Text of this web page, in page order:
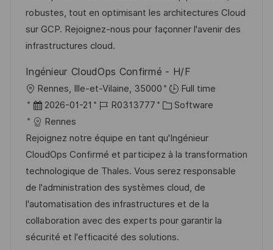
t
l
i
c
h
u
n
g
e
r
V
r
ö
f
f
e
n
t
l
i
c
h
r
i
robustes, tout en optimisant les architectures Cloud
sur GCP. Rejoignez-nous pour façonner l'avenir des
infrastructures cloud.
Ingénieur CloudOps Confirmé - H/F
O
r
t
Rennes, Ille-et-Vilaine, 35000
Full time
D
a
t
u
m
d
e
r
V
2026-01-21
J
b
-
D
R0313777
K
t
e
g
o
r
i
e
Software
Rennes
Rejoignez notre équipe en tant qu'Ingénieur
CloudOps Confirmé et participez à la transformation
technologique de Thales. Vous serez responsable
de l'administration des systèmes cloud, de
l'automatisation des infrastructures et de la
collaboration avec des experts pour garantir la
sécurité et l'efficacité des solutions.